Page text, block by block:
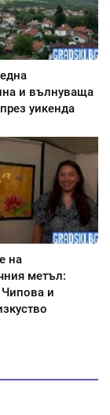
и вълнуваща
уикенда
на
метъл:
Чипова и